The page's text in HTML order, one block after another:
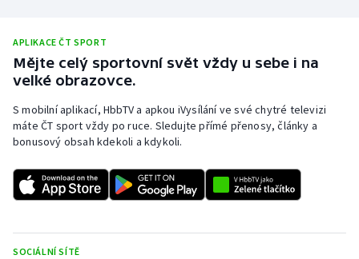
APLIKACE ČT SPORT
Mějte celý sportovní svět vždy u sebe i na
velké obrazovce.
S mobilní aplikací, HbbTV a apkou iVysílání ve své chytré televizi
máte ČT sport vždy po ruce. Sledujte přímé přenosy, články a
bonusový obsah kdekoli a kdykoli.
SOCIÁLNÍ SÍTĚ